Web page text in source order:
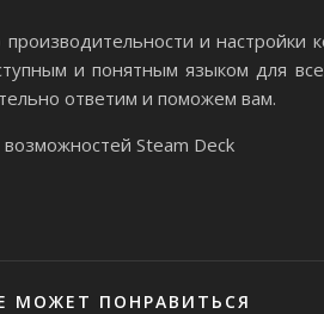
и настройки
и понятным языком для
ответим и поможем вам.
Steam Deck
МОЖЕТ ПОНРАВИТЬСЯ